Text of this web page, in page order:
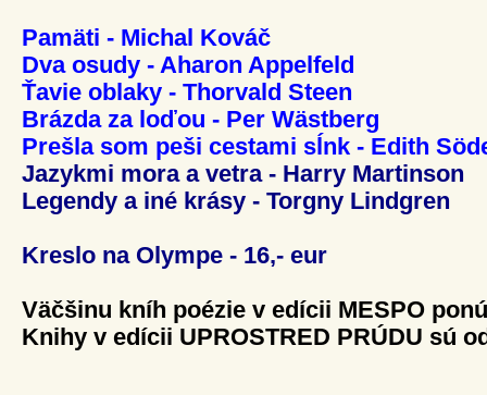
Pamäti - Michal Kováč
Dva osudy - Aharon Appelfeld
Ťavie oblaky - Thorvald Steen
Brázda za loďou - Per Wästberg
Prešla som peši cestami sĺnk - Edith
Jazykmi mora a vetra - Harry Martinson
Legendy a iné krásy - Torgny Lindgren
Kreslo na Olympe - 16,- eur
Väčšinu kníh poézie v edícii MESPO
Knihy v edícii UPROSTRED PRÚDU sú